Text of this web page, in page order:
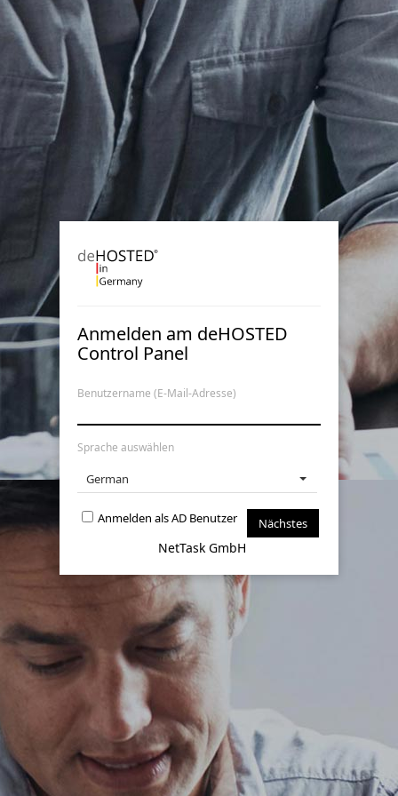
Anmelden am deHOSTED
Control Panel
Benutzername (E-Mail-Adresse)
Sprache auswählen
German
Anmelden als AD Benutzer
NetTask GmbH